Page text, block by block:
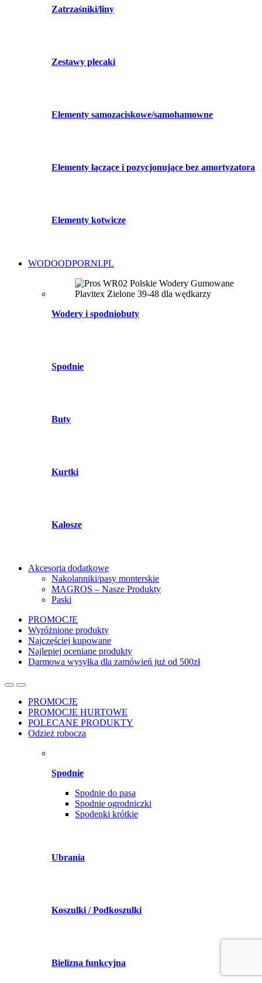
Zatrzaśniki/liny
Zestawy plecaki
Elementy samozaciskowe/samohamowne
Elementy łączące i pozycjonujące bez amortyzatora
Elementy kotwicze
WODOODPORNI.PL
Wodery i spodniobuty
Spodnie
Buty
Kurtki
Kalosze
Akcesoria dodatkowe
Nakolanniki/pasy monterskie
MAGROS – Nasze Produkty
Paski
PROMOCJE
Wyróżnione produkty
Najczęściej kupowane
Najlepiej oceniane produkty
Darmowa wysyłka dla zamówień już od 500zł
PROMOCJE
PROMOCJE HURTOWE
POLECANE PRODUKTY
Odzież robocza
Spodnie
Spodnie do pasa
Spodnie ogrodniczki
Spodenki krótkie
Ubrania
Koszulki / Podkoszulki
Bielizna funkcyjna